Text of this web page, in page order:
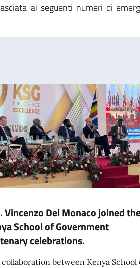
ai seguenti numeri di
Vincenzo Del Monaco joined the
School of Government
celebrations.
collaboration between Kenya School